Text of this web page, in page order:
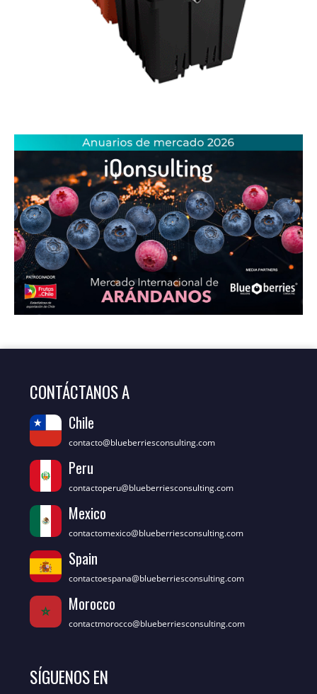
CONTÁCTANOS A
Chile
contacto@blueberriesconsulting.com
Peru
contactoperu@blueberriesconsulting.com
Mexico
contactomexico@blueberriesconsulting.com
Spain
contactoespana@blueberriesconsulting.com
Morocco
contactmorocco@blueberriesconsulting.com
SÍGUENOS EN